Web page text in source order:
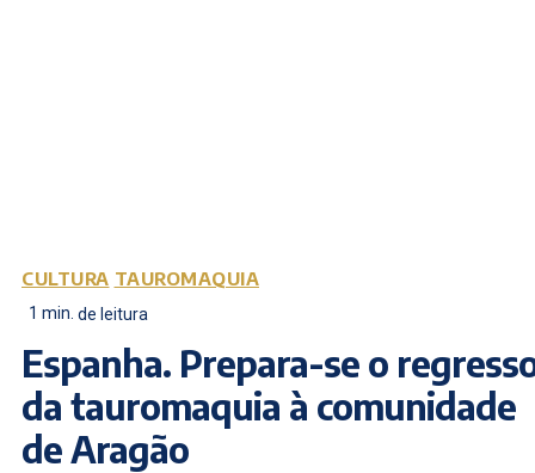
CULTURA TAUROMAQUIA
1 min. de leitura
Espanha. Prepara-se o
da tauromaquia à comunidade
de Aragão